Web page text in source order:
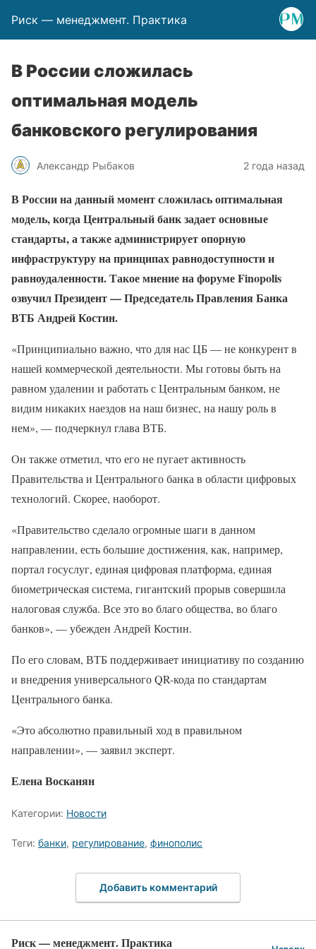
Риск — менеджмент. Практика
В России сложилась
оптимальная модель
банковского регулирования
Александр Рыбаков 2 года назад
В России на данный момент сложилась оптимальная
модель, когда Центральный банк задает основные
стандарты, а также администрирует опорную
инфраструктуру на принципах равнодоступности и
равноудаленности. Такое мнение на форуме Finopolis
озвучил Президент — Председатель Правления Банка
ВТБ Андрей Костин.
«Принципиально важно, что для нас ЦБ — не конкурент в
нашей коммерческой деятельности. Мы готовы быть на
равном удалении и работать с Центральным банком, не
видим никаких наездов на наш бизнес, на нашу роль в
нем», — подчеркнул глава ВТБ.
Он также отметил, что его не пугает активность
Правительства и Центрального банка в области цифровых
технологий. Скорее, наоборот.
«Правительство сделало огромные шаги в данном
направлении, есть большие достижения, как, например,
портал госуслуг, единая цифровая платформа, единая
биометрическая система, гигантский прорыв совершила
налоговая служба. Все это во благо общества, во благо
банков», — убежден Андрей Костин.
По его словам, ВТБ поддерживает инициативу по созданию
и внедрения универсального QR-кода по стандартам
Центрального банка.
«Это абсолютно правильный ход в правильном
направлении», — заявил эксперт.
Елена Восканян
Категории: Новости
Теги: банки, регулирование, финополис
Добавить комментарий
Риск — менеджмент. Практика